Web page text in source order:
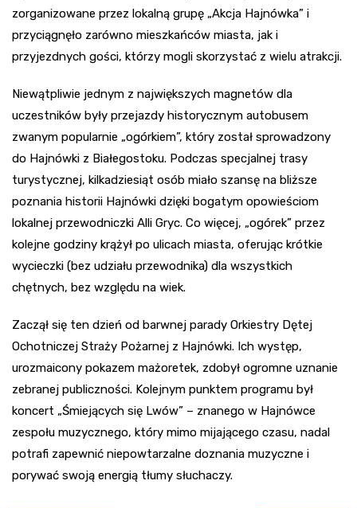
zorganizowane przez lokalną grupę „Akcja Hajnówka” i
przyciągnęło zarówno mieszkańców miasta, jak i
przyjezdnych gości, którzy mogli skorzystać z wielu atrakcji.
Niewątpliwie jednym z największych magnetów dla
uczestników były przejazdy historycznym autobusem
zwanym popularnie „ogórkiem”, który został sprowadzony
do Hajnówki z Białegostoku. Podczas specjalnej trasy
turystycznej, kilkadziesiąt osób miało szansę na bliższe
poznania historii Hajnówki dzięki bogatym opowieściom
lokalnej przewodniczki Alli Gryc. Co więcej, „ogórek” przez
kolejne godziny krążył po ulicach miasta, oferując krótkie
wycieczki (bez udziału przewodnika) dla wszystkich
chętnych, bez względu na wiek.
Zaczął się ten dzień od barwnej parady Orkiestry Dętej
Ochotniczej Straży Pożarnej z Hajnówki. Ich występ,
urozmaicony pokazem mażoretek, zdobył ogromne uznanie
zebranej publiczności. Kolejnym punktem programu był
koncert „Śmiejących się Lwów” – znanego w Hajnówce
zespołu muzycznego, który mimo mijającego czasu, nadal
potrafi zapewnić niepowtarzalne doznania muzyczne i
porywać swoją energią tłumy słuchaczy.